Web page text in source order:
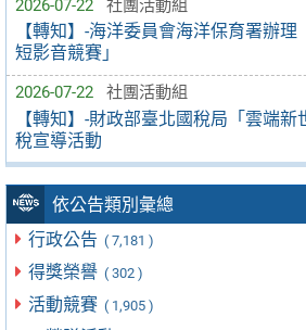
2026-07-22 社團活動組
【轉知】-海洋委員會海洋保育署辦
短影音競賽」
2026-07-22 社團活動組
【轉知】-財政部臺北國稅局「雲端
稅宣導活動
依公告類別彙總
行政公告 ( 7,181 )
得獎榮譽 ( 302 )
活動競賽 ( 1,905 )